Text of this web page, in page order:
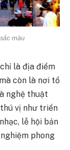
màu
là địa điểm
còn là nơi tổ
nghệ thuật
vị như triển
lễ hội bản
phong